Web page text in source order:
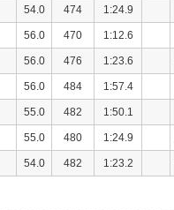
54.0 474 1:24.9
56.0 470 1:12.6
56.0 476 1:23.6
56.0 484 1:57.4
55.0 482 1:50.1
55.0 480 1:24.9
54.0 482 1:23.2